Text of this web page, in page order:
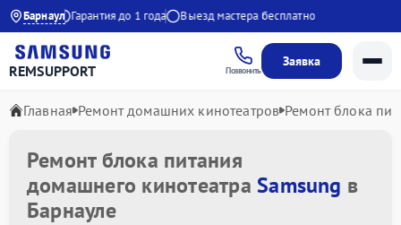
Барнаул
21:00 Гарантия до 1 года Выезд мастера бесплатно
REMSUPPORT Позвонить
Заявка
Главная Ремонт домашних кинотеатров Ремонт блока
Ремонт блока питания
домашнего кинотеатраSamsung в
Барнауле